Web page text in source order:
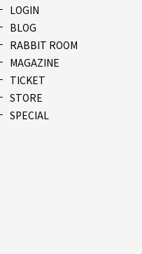
LOGIN
BLOG
RABBIT ROOM
MAGAZINE
TICKET
STORE
SPECIAL